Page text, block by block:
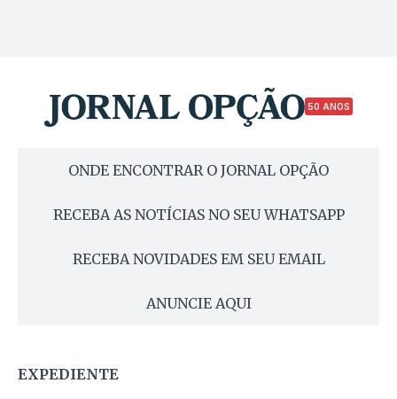
50 ANOS
ONDE ENCONTRAR O JORNAL OPÇÃO
RECEBA AS NOTÍCIAS NO SEU WHATSAPP
RECEBA NOVIDADES EM SEU EMAIL
ANUNCIE AQUI
EXPEDIENTE